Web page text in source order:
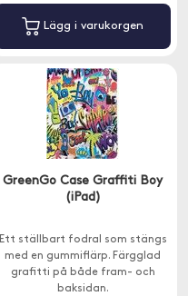
Lägg i varukorgen
GreenGo Case Graffiti Boy
(iPad)
Ett ställbart fodral som stängs
med en gummiflärp. Färgglad
grafitti på både fram- och
baksidan.